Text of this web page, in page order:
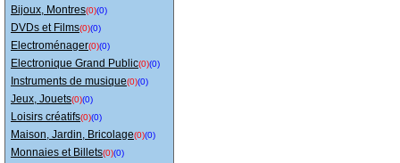
Bijoux, Montres(0)(0)
DVDs et Films(0)(0)
Electroménager(0)(0)
Electronique Grand Public(0)(0)
Instruments de musique(0)(0)
Jeux, Jouets(0)(0)
Loisirs créatifs(0)(0)
Maison, Jardin, Bricolage(0)(0)
Monnaies et Billets(0)(0)